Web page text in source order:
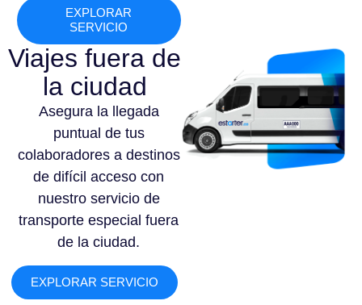
EXPLORAR
SERVICIO
Viajes fuera de
la ciudad
Asegura la llegada
puntual de tus
colaboradores a destinos
de difícil acceso con
nuestro servicio de
transporte especial fuera
de la ciudad.
EXPLORAR SERVICIO